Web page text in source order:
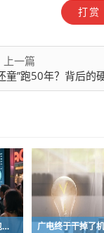
打赏
上一篇
年？背后的硬核逻辑与欧洲
舆论场要给主旋律电影、包括所有影视和艺术创作多一些发挥空间